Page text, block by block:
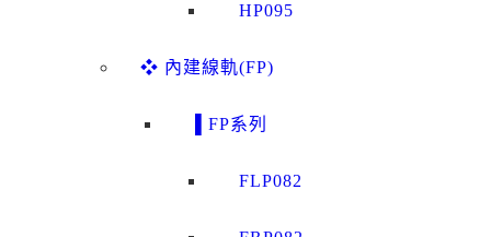
HP095
❖ 內建線軌(FP)
▌FP系列
FLP082